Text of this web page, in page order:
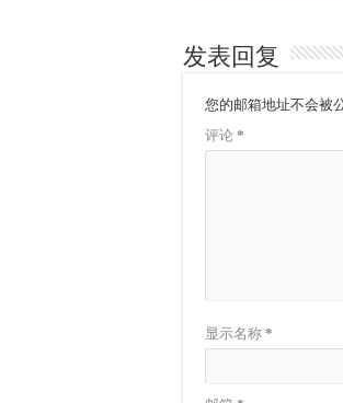
发表回复
您的邮箱地址不会被
评论 *
显示名称 *